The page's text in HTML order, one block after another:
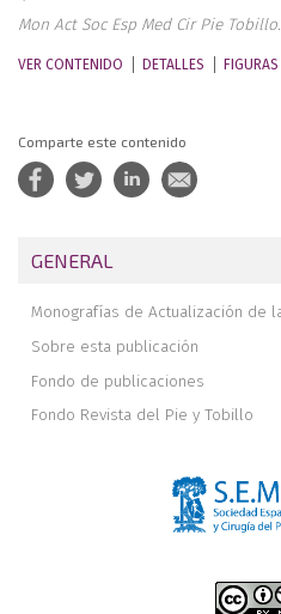
Mon Act Soc Esp Med Cir Pie Tobillo.
VER CONTENIDO DETALLES FIGURAS
Comparte este contenido
GENERAL
Monografías de Actualización de
Sobre esta publicación
Fondo de publicaciones
Fondo Revista del Pie y Tobillo